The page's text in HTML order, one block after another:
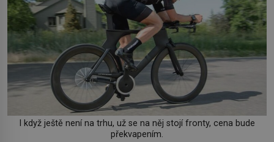
I když ještě není na trhu, už se na něj stojí fronty, cena bude
překvapením.